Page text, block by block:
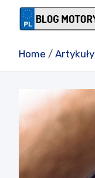
Home Artykuły